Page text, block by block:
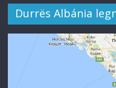
Durrës Albánia